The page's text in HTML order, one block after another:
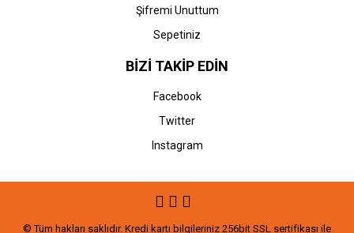
Şifremi Unuttum
Sepetiniz
BİZİ TAKİP EDİN
Facebook
Twitter
Instagram
© Tüm hakları saklıdır. Kredi kartı bilgileriniz 256bit SSL sertifikası ile